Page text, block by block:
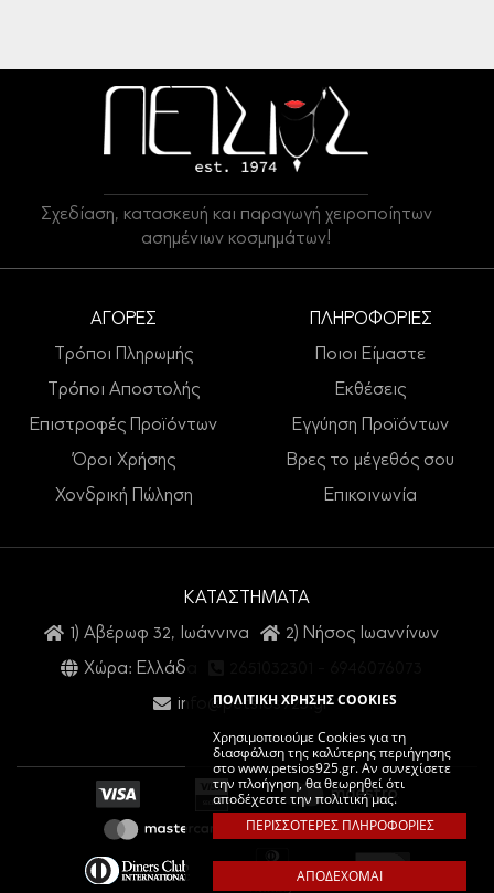
ΠΟΛΙΤΙΚΗ ΧΡΗΣΗΣ COOKIES
Χρησιμοποιούμε Cookies για τη
διασφάλιση της καλύτερης περιήγησης
στο www.petsios925.gr. Αν συνεχίσετε
την πλοήγηση, θα θεωρηθεί ότι
αποδέχεστε την πολιτική μας.
ΠΕΡΙΣΣΟΤΕΡΕΣ ΠΛΗΡΟΦΟΡΙΕΣ
ΑΠΟΔΕΧΟΜΑΙ
Σχεδίαση, κατασκευή και παραγωγή χειροποίητων
ασημένιων κοσμημάτων!
ΑΓΟΡΕΣ
Τρόποι Πληρωμής
Τρόποι Αποστολής
Επιστροφές Προϊόντων
Όροι Χρήσης
Χονδρική Πώληση
ΠΛΗΡΟΦΟΡΙΕΣ
Ποιοι Είμαστε
Εκθέσεις
Εγγύηση Προϊόντων
Βρες το μέγεθός σου
Επικοινωνία
ΚΑΤΑΣΤΗΜΑΤΑ
1) Αβέρωφ 32, Ιωάννινα
2) Νήσος Ιωαννίνων
Χώρα: Ελλάδα
info@petsios925.gr